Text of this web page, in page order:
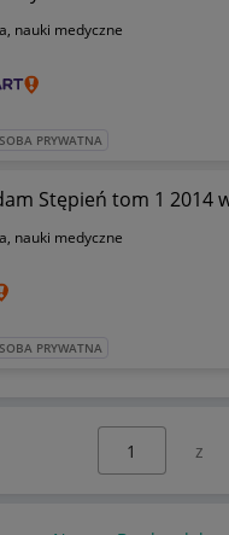
nauki medyczne
PRYWATNA
Stępień tom 1 2014
nauki medyczne
PRYWATNA
z